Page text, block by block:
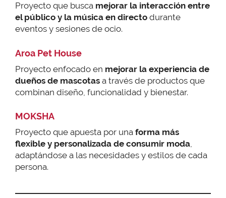
Proyecto que busca mejorar la interacción entre
el público y la música en directo durante
eventos y sesiones de ocio.
Aroa Pet House
Proyecto enfocado en mejorar la experiencia de
dueños de mascotas a través de productos que
combinan diseño, funcionalidad y bienestar.
MOKSHA
Proyecto que apuesta por una forma más
flexible y personalizada de consumir moda,
adaptándose a las necesidades y estilos de cada
persona.